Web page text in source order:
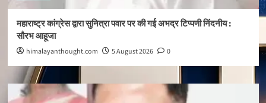
महाराष्ट्र कांग्रेस द्वारा सुनित्रा पवार पर की गई अभद्र टिप्पणी निंदनीय :
सौरभ आहूजा
himalayanthought.com 5 August 2026 0